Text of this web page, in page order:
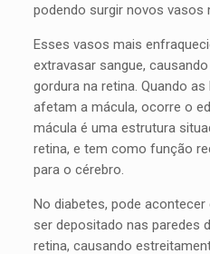
podendo surgir novos vasos
Esses vasos mais
extravasar sangue,
gordura na retina. Quando
afetam a mácula, ocorre o
mácula é uma estrutura
retina, e tem como função
para o cérebro.
No diabetes, pode
ser depositado nas paredes
retina, causando